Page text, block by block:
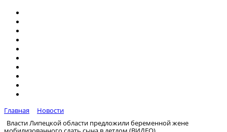
Главная
Новости
Власти Липецкой области предложили беременной жене